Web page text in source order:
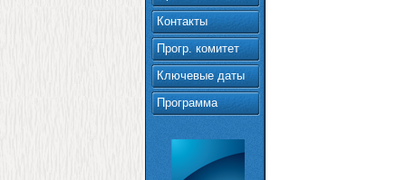
Контакты
Прогр. комитет
Ключевые даты
Программа